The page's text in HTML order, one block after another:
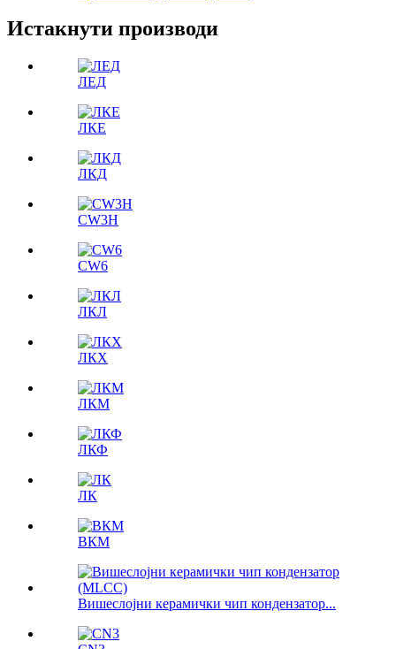
Истакнути производи
ЛЕД
ЛКЕ
ЛКД
CW3H
CW6
ЛКЛ
ЛКX
ЛКМ
ЛКФ
ЛК
ВКМ
Вишеслојни керамички чип кондензатор...